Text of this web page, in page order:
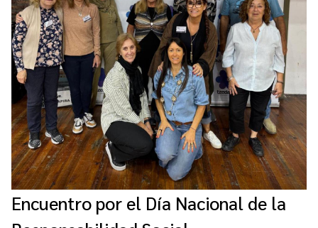
Encuentro por el Día Nacional de la